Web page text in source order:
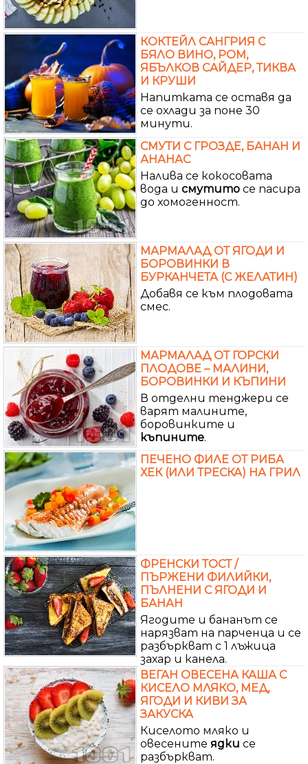
КОКТЕЙЛ САНГРИЯ С
БЯЛО ВИНО, РОМ,
ЯБЪЛКОВ САЙДЕР, ТИКВА
И КРУШИ
Напитката се оставя да
се охлади за поне 30
минути.
СМУТИ С ГРОЗДЕ, БАНАН И
АНАНАС
Налива се кокосовата
вода и смутито се пасира
до хомогенност.
МАРМАЛАД ОТ ЯГОДИ И
БОРОВИНКИ В
БУРКАНЧЕТА (С ЖЕЛАТИН)
Добавя се към плодовата
смес.
МАРМАЛАД ОТ ГОРСКИ
ПЛОДОВЕ – МАЛИНИ,
БОРОВИНКИ И КЪПИНИ
В отделни тенджери се
варят малините,
боровинките и
къпините.
ПЕЧЕНО ФИЛЕ ОТ РИБА
ХЕК (ИЛИ ТРЕСКА) НА ГРИЛ
ФРЕНСКИ ТОСТ /
ПЪРЖЕНИ ФИЛИЙКИ,
ПЪЛНЕНИ С ЯГОДИ И
БАНАН
Ягодите и бананът се
нарязват на парченца и се
разбъркват с 1 лъжица
захар и канела.
ВЕГАН ОВЕСЕНА КАША С
КИСЕЛО МЛЯКО, МЕД,
ЯГОДИ И КИВИ ЗА
ЗАКУСКА
Киселото мляко и
овесените ядки се
разбъркват.